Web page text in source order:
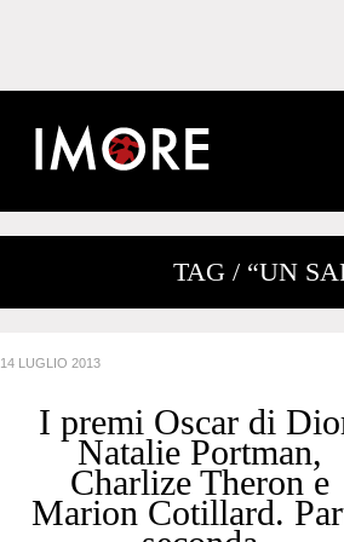
TAG / “UN
14 LUGLIO 2013
I premi Oscar di
Natalie Portman,
Charlize Theron e
Marion Cotillard.